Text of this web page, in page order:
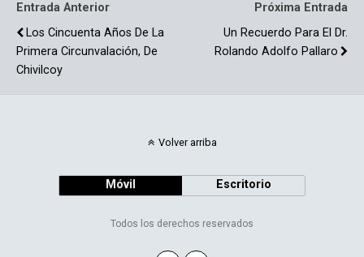
k
Entrada Anterior
Los Cincuenta Años De La
Primera Circunvalación, De
Chivilcoy
Próxima Entrada
Un Recuerdo Para El Dr.
Rolando Adolfo Pallaro
Volver arriba
Móvil Escritorio
Todos los derechos reservados